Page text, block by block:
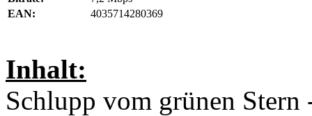
EAN:
4035714280369
Inhalt:
Schlupp vom grünen